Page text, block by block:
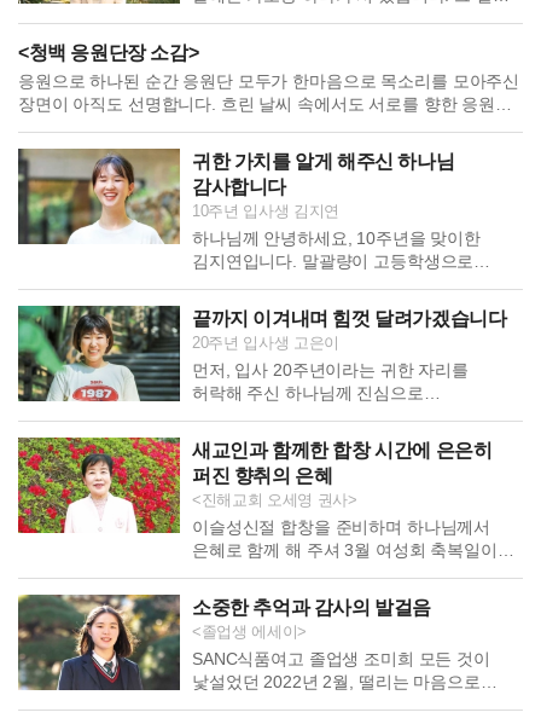
밑거름이 되었다고 생각합니다. 대학에서 AI
컴퓨터공학을 전공하며 빠르게 변화하는
기술을 가까이에서 접할 수 있었습니다.
인공지능이 사람 […]
그러나 언제부터인가 그 불빛이 지나치게
노랗고 어두워져, 길을 비추어야 할 가로등
본연의 역할을 제대로 하지 못하고 있음을
느끼게 되었습니다. 가로등의 입장에서는
여전히 […]
<청백 응원단장 소감>
응원으로 하나된 순간 응원단 모두가 한마음으로 목소리를 모아주신
장면이 아직도 선명합니다. 흐린 날씨 속에서도 서로를 향한 응원과
저 역시 마음이 하나로 이어지는 감동을 깊이 느꼈습니다.
경기장에서 최선을 다해 뛰어준 선수들의 모습은 눈부셨고, 땀에
젖은 얼굴마다 열정과 노력의 흔적이 담겨 있어, 그 모습을 보며 저
또한 큰 […]
귀한 가치를 알게 해주신 하나님
감사합니다
10주년 입사생 김지연
하나님께 안녕하세요, 10주년을 맞이한
김지연입니다. 말괄량이 고등학생으로
맞이하게 되었습니다. 입사 초기에 10주년,
20주년을 맞이한 언니들을 보며 ‘나에게도 저
시간이 올까? 나는 어떤 어른이 되어
있을까?’ 생각하곤 했습니다. 그리고 막상
10주년을 맞이해 보니, 생각처럼 단단하고
성숙한 어른이 되지는 못했지만, 이 자리에
설 수 있음에 진심으로 감사드립니다. 감사한
마음으로 지난 시간을 […]
끝까지 이겨내며 힘껏 달려가겠습니다
20주년 입사생 고은이
먼저, 입사 20주년이라는 귀한 자리를
허락해 주신 하나님께 진심으로
20주년을 맞이하신 선배님들의 모습을
바라보며 “나도 저렇게 멋진 사람이
되어야지” 다짐했던 순간이 엊그제 같은데,
어느덧 시간이 흘러 저 또한 이 자리에 서게
되었습니다. 주변의 따뜻한 응원과 격려 속에
한 걸음씩 성장할 수 있었지만, 돌아보면
여전히 부족하고 미숙한 제 모습에 부끄럽고
죄송한 마음뿐입니다. […]
새교인과 함께한 합창 시간에 은은히
퍼진 향취의 은혜
<진해교회 오세영 권사>
이슬성신절 합창을 준비하며 하나님께서
은혜로 함께 해 주셔 3월 여성회 축복일이
준비하기 위해 저녁 시간에 합창 연습이
있었습니다. 그날 저는 자리를 조금 앞쪽으로
옮겨 앉아 노래를 부르고 있었는데, 어디선가
아주 좋은 향기가 퍼져왔습니다. 라일락
꽃향기 같기도 하고 과일 향 같기도 한, 맑고
깨끗해서 기분까지 좋아지는 향이었습니다.
소중한 추억과 감사의 발걸음
<졸업생 에세이>
SANC식품여고 졸업생 조미희 모든 것이
낯설었던 2022년 2월, 떨리는 마음으로